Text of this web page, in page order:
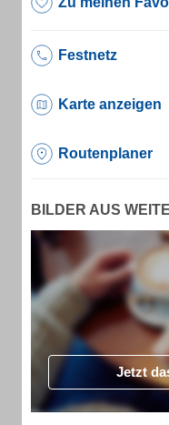
Festnetz
Karte anzeigen
Routenplaner
BILDER AUS
Jetzt